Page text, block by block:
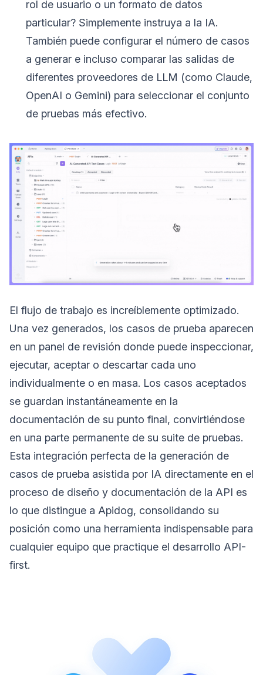
rol de usuario o un formato de datos
particular? Simplemente instruya a la IA.
También puede configurar el número de casos
a generar e incluso comparar las salidas de
diferentes proveedores de LLM (como Claude,
OpenAI o Gemini) para seleccionar el conjunto
de pruebas más efectivo.
El flujo de trabajo es increíblemente optimizado.
Una vez generados, los casos de prueba aparecen
en un panel de revisión donde puede inspeccionar,
ejecutar, aceptar o descartar cada uno
individualmente o en masa. Los casos aceptados
se guardan instantáneamente en la
documentación de su punto final, convirtiéndose
en una parte permanente de su suite de pruebas.
Esta integración perfecta de la generación de
casos de prueba asistida por IA directamente en el
proceso de diseño y documentación de la API es
lo que distingue a Apidog, consolidando su
posición como una herramienta indispensable para
cualquier equipo que practique el desarrollo API-
first.